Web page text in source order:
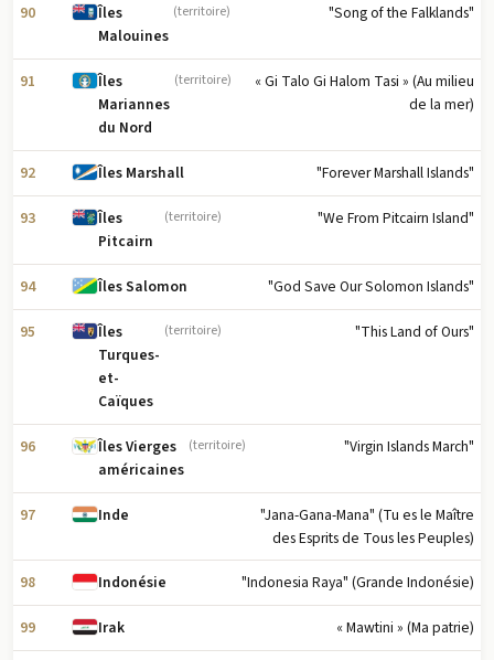
90
Îles
Malouines
(territoire) "Song of the Falklands"
91
Îles
Mariannes
du Nord
(territoire)
« Gi Talo Gi Halom Tasi » (Au milieu
de la mer)
92 Îles Marshall "Forever Marshall Islands"
93
Îles
Pitcairn
(territoire) "We From Pitcairn Island"
94 Îles Salomon "God Save Our Solomon Islands"
95
Îles
Turques-
et-
Caïques
(territoire) "This Land of Ours"
96
Îles Vierges
américaines
(territoire) "Virgin Islands March"
97 Inde
"Jana-Gana-Mana" (Tu es le Maître
des Esprits de Tous les Peuples)
98 Indonésie "Indonesia Raya" (Grande Indonésie)
99 Irak « Mawtini » (Ma patrie)